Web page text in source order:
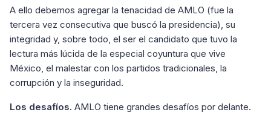
A ello debemos agregar la tenacidad de AMLO (fue la
tercera vez consecutiva que buscó la presidencia), su
integridad y, sobre todo, el ser el candidato que tuvo la
lectura más lúcida de la especial coyuntura que vive
México, el malestar con los partidos tradicionales, la
corrupción y la inseguridad.
Los desafíos. AMLO tiene grandes desafíos por delante.